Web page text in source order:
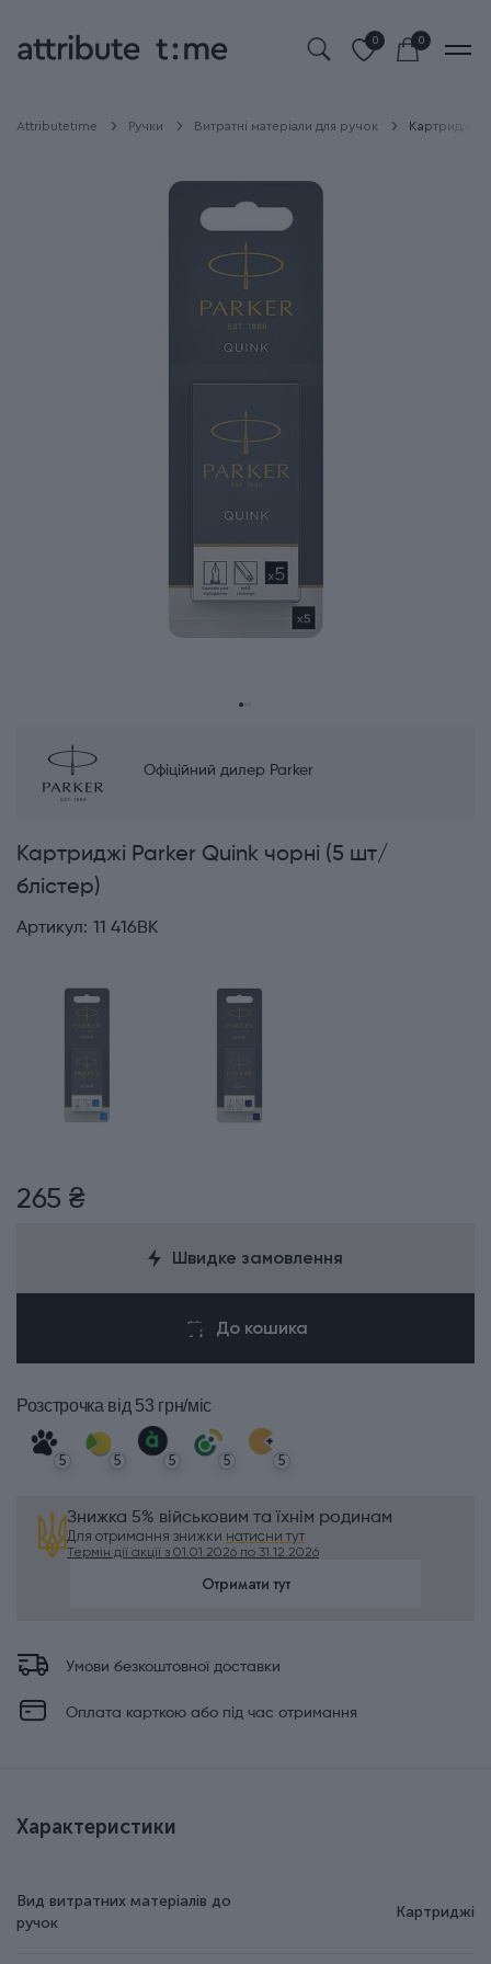
0 0
Attributetime Ручки Витратні матеріали для ручок Картриджі
Офіційний дилер Parker
Картриджі Parker Quink чорні (5 шт/
блістер)
Артикул: 11 416BK
265 ₴
Швидке замовлення
До кошика
Розстрочка від 53 грн/міс
5 5 5 5 5
Знижка 5% військовим та їхнім родинам
Для отримання знижки натисни тут
Термін дії акції з 01.01.2026 по 31.12.2026
Отримати тут
Умови безкоштовної доставки
Оплата карткою або під час отримання
Характеристики
Вид витратних матеріалів до
ручок
Картриджі